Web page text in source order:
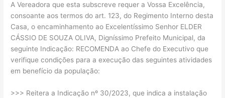
A Vereadora que esta subscreve requer a Vossa Excelência,
consoante aos termos do art. 123, do Regimento Interno desta
Casa, o encaminhamento ao Excelentíssimo Senhor ELDER
CÁSSIO DE SOUZA OLIVA, Digníssimo Prefeito Municipal, da
seguinte Indicação: RECOMENDA ao Chefe do Executivo que
verifique condições para a execução das seguintes atividades
em benefício da população:
>>> Reitera a Indicação nº 30/2023, que indica a instalação